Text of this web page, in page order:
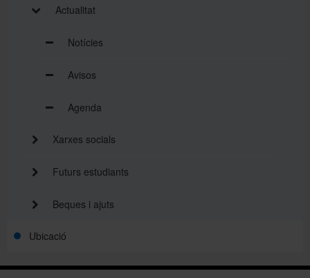
Actualitat
Notícies
Avisos
Agenda
Xarxes socials
Futurs estudiants
Beques i ajuts
Ubicació